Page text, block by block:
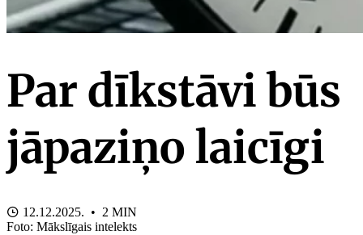
Par dīkstāvi būs
jāpaziņo laicīgi
12.12.2025. • 2 MIN
Foto: Mākslīgais intelekts